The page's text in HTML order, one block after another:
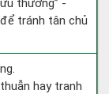
thương” -
tránh tân chủ
hay tranh